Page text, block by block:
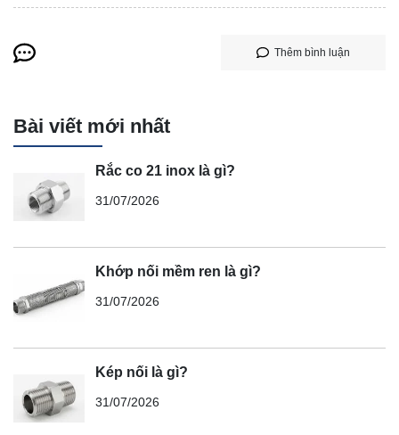
Thêm bình luận
Bài viết mới nhất
Rắc co 21 inox là gì?
31/07/2026
Khớp nối mềm ren là gì?
31/07/2026
Kép nối là gì?
31/07/2026